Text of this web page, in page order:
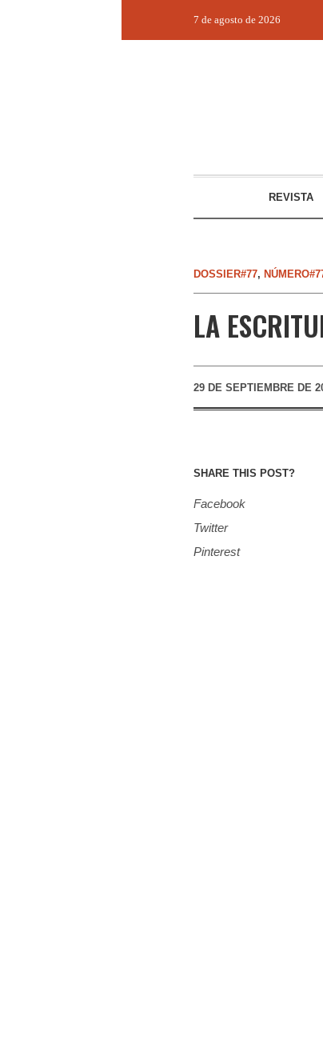
7 de agosto de 2026
REVISTA
DOSSIER#77,
LA
29 DE SEPTIEMBRE DE
SHARE THIS POST?
Facebook
Twitter
Pinterest